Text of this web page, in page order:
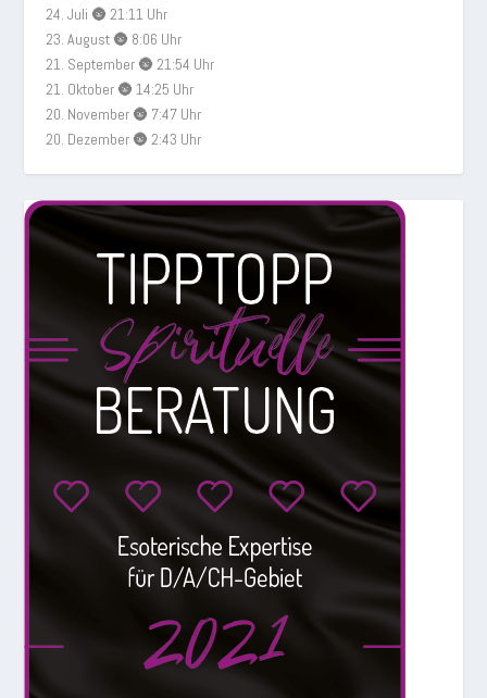
24. Juli 🌚 21:11 Uhr
23. August 🌚 8:06 Uhr
21. September 🌚 21:54 Uhr
21. Oktober 🌚 14:25 Uhr
20. November 🌚 7:47 Uhr
20. Dezember 🌚 2:43 Uhr